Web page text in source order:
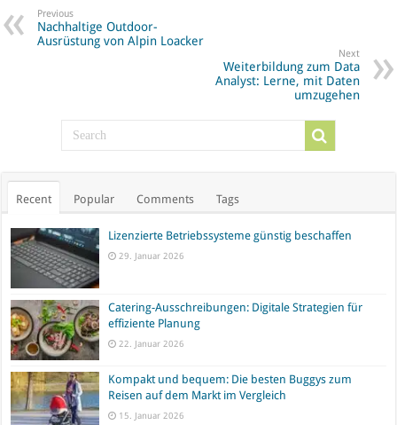
Previous
Nachhaltige Outdoor-
Ausrüstung von Alpin Loacker
Next
Weiterbildung zum Data
Analyst: Lerne, mit Daten
umzugehen
Recent Popular Comments Tags
Lizenzierte Betriebssysteme günstig beschaffen
29. Januar 2026
Catering-Ausschreibungen: Digitale Strategien für
effiziente Planung
22. Januar 2026
Kompakt und bequem: Die besten Buggys zum
Reisen auf dem Markt im Vergleich
15. Januar 2026